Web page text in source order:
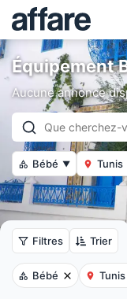
Équipement
Aucune annonce
Bébé ▼ Tunis
Filtres Trier
Bébé Tunis